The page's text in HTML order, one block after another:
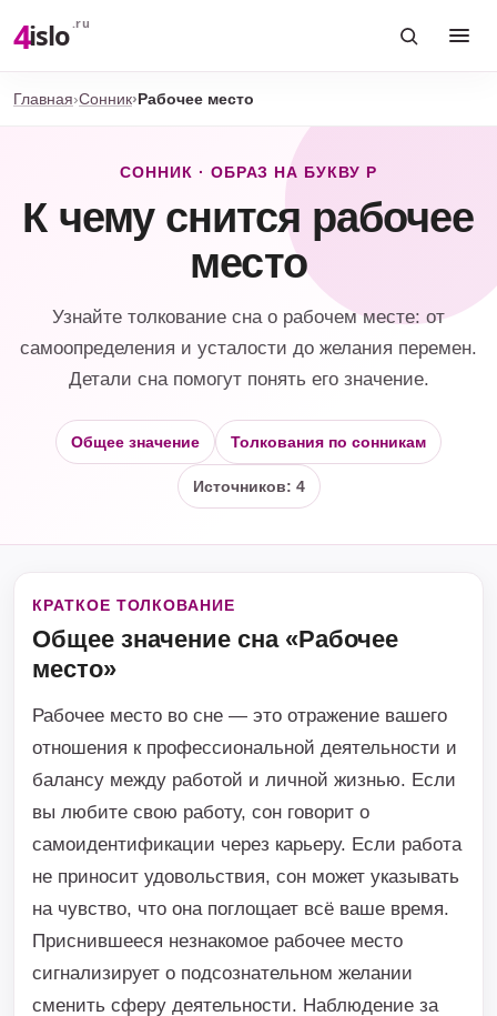
4islo .ru
Главная Сонник Рабочее место
СОННИК · ОБРАЗ НА БУКВУ Р
К чему снится рабочее
место
Узнайте толкование сна о рабочем месте: от
самоопределения и усталости до желания перемен.
Детали сна помогут понять его значение.
Общее значение Толкования по сонникам
Источников: 4
КРАТКОЕ ТОЛКОВАНИЕ
Общее значение сна «Рабочее
место»
Рабочее место во сне — это отражение вашего
отношения к профессиональной деятельности и
балансу между работой и личной жизнью. Если
вы любите свою работу, сон говорит о
самоидентификации через карьеру. Если работа
не приносит удовольствия, сон может указывать
на чувство, что она поглощает всё ваше время.
Приснившееся незнакомое рабочее место
сигнализирует о подсознательном желании
сменить сферу деятельности. Наблюдение за